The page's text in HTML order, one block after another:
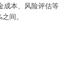
成本、风险评估等
间。